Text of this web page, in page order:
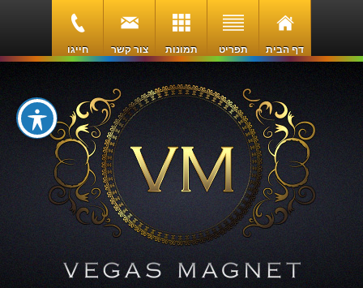
דף הבית תפריט תמונות צור קשר חייגו